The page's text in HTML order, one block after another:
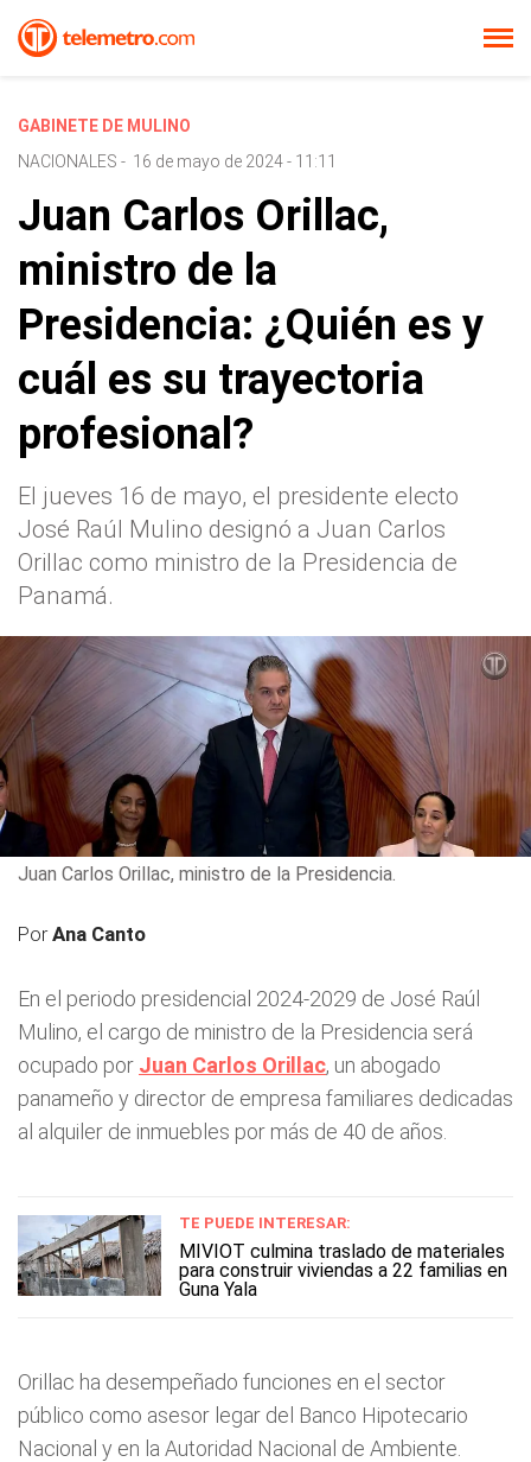
GABINETE DE MULINO
NACIONALES - 16 de mayo de 2024 - 11:11
Juan Carlos Orillac,
ministro de la
Presidencia: ¿Quién es y
cuál es su trayectoria
profesional?
El jueves 16 de mayo, el presidente electo
José Raúl Mulino designó a Juan Carlos
Orillac como ministro de la Presidencia de
Panamá.
Juan Carlos Orillac, ministro de la Presidencia.
PorAna Canto
En el periodo presidencial 2024-2029 de José Raúl
Mulino, el cargo de ministro de la Presidencia será
ocupado por Juan Carlos Orillac, un abogado
panameño y director de empresa familiares dedicadas
al alquiler de inmuebles por más de 40 de años.
TE PUEDE INTERESAR:
MIVIOT culmina traslado de materiales
para construir viviendas a 22 familias en
Guna Yala
Orillac ha desempeñado funciones en el sector
público como asesor legar del Banco Hipotecario
Nacional y en la Autoridad Nacional de Ambiente.